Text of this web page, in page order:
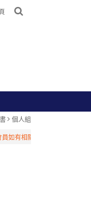
個人組
有相關需求，請洽台灣管理中